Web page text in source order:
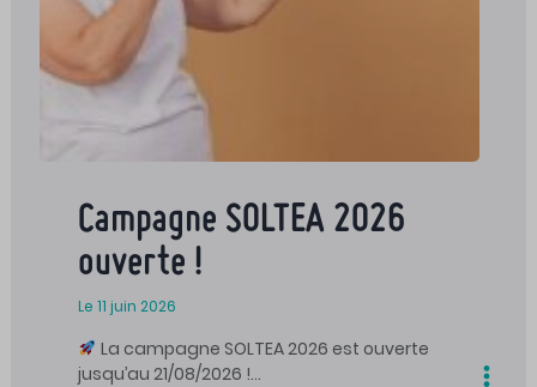
Campagne SOLTEA 2026
ouverte !
Le 11 juin 2026
La campagne SOLTEA 2026 est ouverte
jusqu’au 21/08/2026 !…